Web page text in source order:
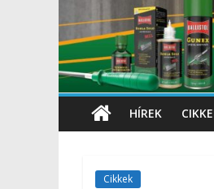
HÍREK
Cikkek